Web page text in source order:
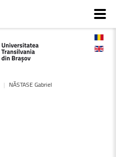
| NĂSTASE Gabriel